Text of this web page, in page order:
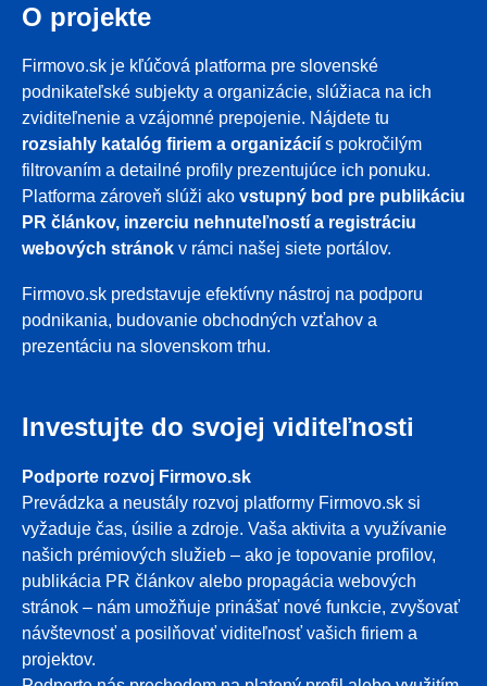
O projekte
Firmovo.sk je kľúčová platforma pre slovenské
podnikateľské subjekty a organizácie, slúžiaca na ich
zviditeľnenie a vzájomné prepojenie. Nájdete tu
rozsiahly katalóg firiem a organizácií s pokročilým
filtrovaním a detailné profily prezentujúce ich ponuku.
Platforma zároveň slúži ako vstupný bod pre publikáciu
PR článkov, inzerciu nehnuteľností a registráciu
webových stránok v rámci našej siete portálov.
Firmovo.sk predstavuje efektívny nástroj na podporu
podnikania, budovanie obchodných vzťahov a
prezentáciu na slovenskom trhu.
Investujte do svojej viditeľnosti
Podporte rozvoj Firmovo.sk
Prevádzka a neustály rozvoj platformy Firmovo.sk si
vyžaduje čas, úsilie a zdroje. Vaša aktivita a využívanie
našich prémiových služieb – ako je topovanie profilov,
publikácia PR článkov alebo propagácia webových
stránok – nám umožňuje prinášať nové funkcie, zvyšovať
návštevnosť a posilňovať viditeľnosť vašich firiem a
projektov.